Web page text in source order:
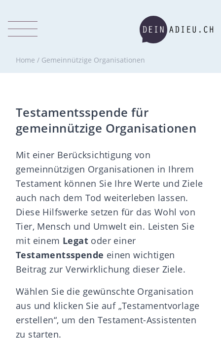
Home / Gemeinnützige Organisationen
Testamentsspende für
gemeinnützige Organisationen
Mit einer Berücksichtigung von
gemeinnützigen Organisationen in Ihrem
Testament können Sie Ihre Werte und Ziele
auch nach dem Tod weiterleben lassen.
Diese Hilfswerke setzen für das Wohl von
Tier, Mensch und Umwelt ein. Leisten Sie
mit einem Legat oder einer
Testamentsspende einen wichtigen
Beitrag zur Verwirklichung dieser Ziele.
Wählen Sie die gewünschte Organisation
aus und klicken Sie auf „Testamentvorlage
erstellen“, um den Testament-Assistenten
zu starten.